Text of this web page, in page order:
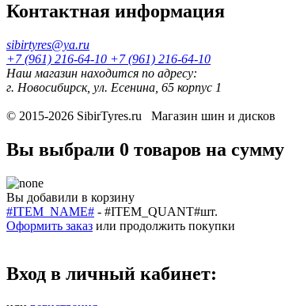
Контактная информация
sibirtyres@ya.ru
+7 (961) 216-64-10 +7 (961) 216-64-10
Наш магазин находится по адресу:
г. Новосибирск, ул. Есенина, 65 корпус 1
© 2015-2026 SibirTyres.ru Магазин шин и дисков
Вы выбрали 0 товаров на сумму
Вы добавили в корзину
#ITEM_NAME# - #ITEM_QUANT#шт.
Оформить заказ или продолжить покупки
Вход в личный кабинет: